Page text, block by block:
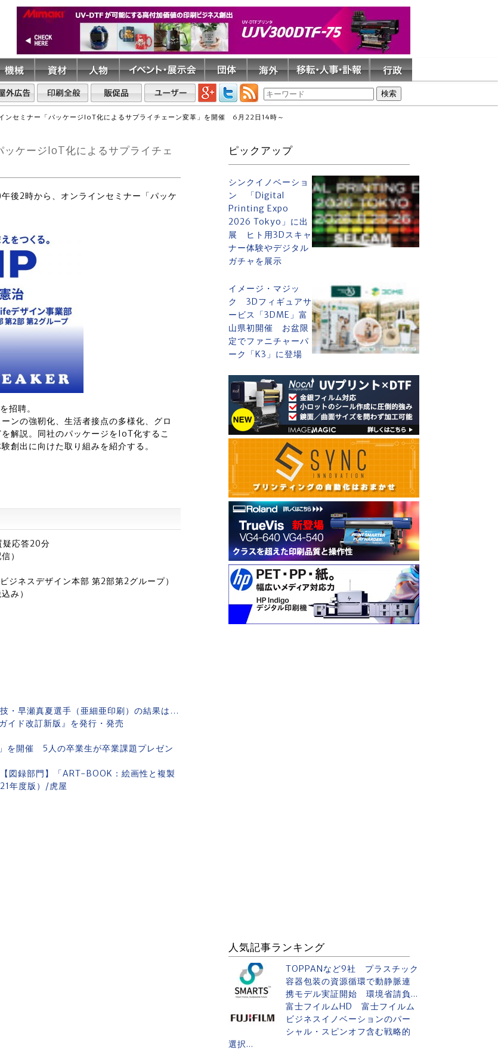
ンセミナー「パッケージIoT化によるサプライチェーン変革」を開催 6月22日14時～
ケージIoT化によるサプライチェ
後2時から、オンラインセミナー「パッケ
招聘。
ンの強靭化、生活者接点の多様化、グロ
解説。同社のパッケージをIoT化するこ
創出に向けた取り組みを紹介する。
応答20分
）
ジネスデザイン本部 第2部第2グループ）
み）
・早瀬真夏選手（亜細亜印刷）の結果は…
イド改訂新版』を発行・発売
を開催 5人の卒業生が卒業課題プレゼン
図録部門】「ART-BOOK：絵画性と複製
年度版）/虎屋
ピックアップ
シンクイノベーショ
ン 「Digital
Printing Expo
2026 Tokyo」に出
展 ヒト用3Dスキャ
ナー体験やデジタル
ガチャを展示
イメージ・マジッ
ク 3Dフィギュアサ
ービス「3DME」富
山県初開催 お盆限
定でファニチャーパ
ーク「K3」に登場
人気記事ランキング
TOPPANなど9社 プラスチック
容器包装の資源循環で動静脈連
携モデル実証開始 環境省請負...
富士フイルムHD 富士フイルム
ビジネスイノベーションのパー
シャル・スピンオフ含む戦略的
選択...